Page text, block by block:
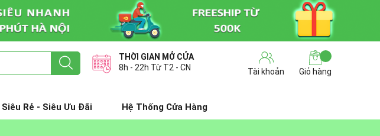
THỜI GIAN MỞ CỬA
8h - 22h Từ T2 - CN
Tài khoản Giỏ hàng
Rẻ - Siêu Ưu Đãi Hệ Thống Cửa Hàng